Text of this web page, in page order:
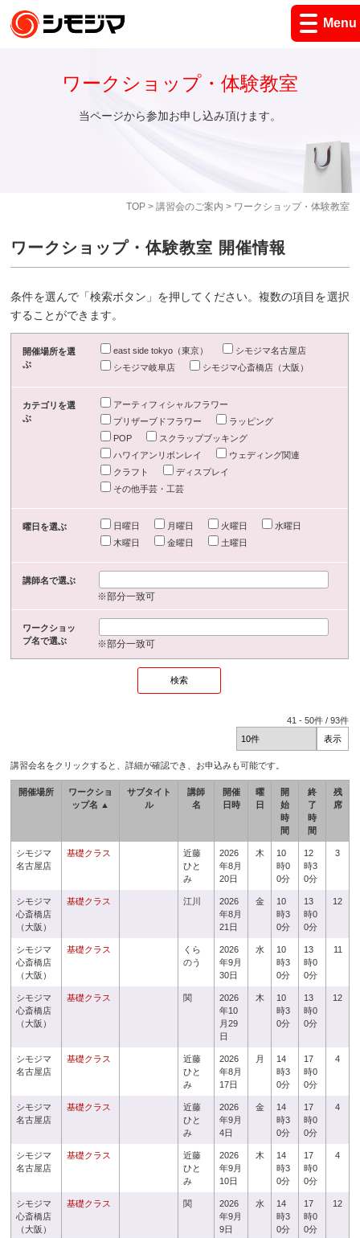
Menu
TOP> 講習会のご案内 > ワークショップ・体験教室
ワークショップ・体験教室
当ページから参加お申し込み頂けます。
ワークショップ・体験教室 開催情報
条件を選んで「検索ボタン」を押してください。複数の項目を選択
することができます。
開催場所を選
ぶ
east side tokyo（東京）
シモジマ名古屋店
シモジマ岐阜店
シモジマ心斎橋店（大阪）
カテゴリを選
ぶ
アーティフィシャルフラワー
プリザーブドフラワー
ラッピング
POP
スクラップブッキング
ハワイアンリボンレイ
ウェディング関連
クラフト
ディスプレイ
その他手芸・工芸
曜日を選ぶ 日曜日 月曜日 火曜日
水曜日
木曜日
金曜日 土曜日
講師名で選ぶ
※部分一致可
ワークショッ
プ名で選ぶ
※部分一致可
41 -50件 /93件
講習会名をクリックすると、詳細が確認でき、お申込みも可能です。
開催場所
ワークショ
ップ名 ▲
サブタイト
ル
講師
名
開催
日時
曜
日
開
始
時
間
終
了
時
間
残
席
シモジマ
名古屋店
基礎クラス
近藤
ひと
み
2026
年8月
20日
木
10
時0
0分
12
時3
0分
3
シモジマ
心斎橋店
（大阪）
基礎クラス 江川
2026
年8月
21日
金
10
時3
0分
13
時0
0分
12
シモジマ
心斎橋店
（大阪）
基礎クラス
くら
のう
2026
年9月
30日
水
10
時3
0分
13
時0
0分
11
シモジマ
心斎橋店
（大阪）
基礎クラス 関
2026
年10
月29
日
木
10
時3
0分
13
時0
0分
12
シモジマ
名古屋店
基礎クラス
近藤
ひと
み
2026
年8月
17日
月
14
時3
0分
17
時0
0分
4
シモジマ
名古屋店
基礎クラス
近藤
ひと
み
2026
年9月
4日
金
14
時3
0分
17
時0
0分
4
シモジマ
名古屋店
基礎クラス
近藤
ひと
み
2026
年9月
10日
木
14
時3
0分
17
時0
0分
4
シモジマ
心斎橋店
（大阪）
基礎クラス 関
2026
年9月
9日
水
14
時3
0分
17
時0
0分
12